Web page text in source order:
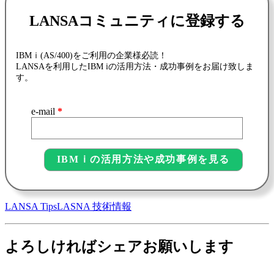
LANSAコミュニティに登録する
IBMｉ(AS/400)をご利用の企業様必読！
LANSAを利用したIBM iの活用方法・成功事例をお届け致しま
す。
e-mail *
LANSA TipsLASNA 技術情報
よろしければシェアお願いします